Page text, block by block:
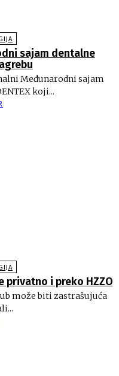
sajam dentalne
Međunarodni sajam
koji...
privatno i preko HZZO
može biti zastrašujuća